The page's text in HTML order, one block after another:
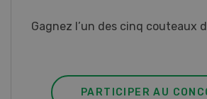
Gagnez l’un des cinq couteaux
PARTICIPER AU